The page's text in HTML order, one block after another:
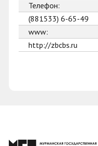
Телефон:
(881533) 6-65-49
www:
http://zbcbs.ru